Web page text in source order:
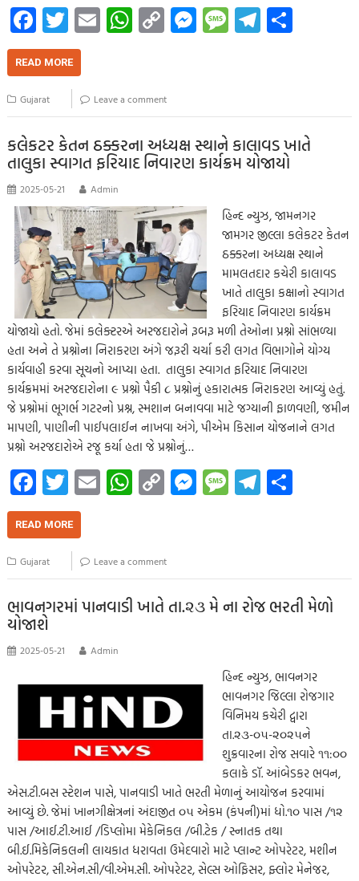
Fa
ce
b
o
o
k
T
wi
tt
er
E
m
W
h
s
A
p
p
C
o
y
Li
nk
M
es
g
er
M
es
e
Te
le
m
READ MORE
Gujarat Leave a comment
કલેકટર કેતન ઠક્કરના અધ્યક્ષ સ્થાને કાલાવડ ખાતે
તાલુકા સ્વાગત ફરિયાદ નિવારણ કાર્યક્રમ યોજાયો
2025-05-21 Admin
હિન્દ ન્યુઝ, જામનગર
જામગર જીલ્લા કલેકટર કેતન
ઠક્કરના અધ્યક્ષ સ્થાને
મામલતદાર કચેરી કાલાવડ
ખાતે તાલુકા કક્ષાનો સ્વાગત
ફરિયાદ નિવારણ કાર્યક્રમ
યોજાયો હતો. જેમાં કલેક્ટરએ અરજદારોને રૂબરૂ મળી તેઓના પ્રશ્નો સાંભળ્યા
હતા અને તે પ્રશ્નોના નિરાકરણ અંગે જરૂરી ચર્ચા કરી લગત વિભાગોને યોગ્ય
કાર્યવાહી કરવા સૂચનો આપ્યા હતા. તાલુકા સ્વાગત ફરિયાદ નિવારણ
કાર્યક્રમમાં અરજદારોના ૯ પ્રશ્નો પૈકી ૮ પ્રશ્નોનું હકારાત્મક નિરાકરણ આવ્યું હતું.
જે પ્રશ્નોમાં ભૂગર્ભ ગટરનો પ્રશ્ન, સ્મશાન બનાવવા માટે જગ્યાની ફાળવણી, જમીન
માપણી, પાણીની પાઈપલાઈન નાખવા અંગે, પીએમ કિસાન યોજનાને લગત
પ્રશ્નો અરજદારોએ રજૂ કર્યા હતા જે પ્રશ્નોનું…
Fa
ce
b
o
o
k
T
wi
tt
er
E
m
W
h
s
A
p
C
o
y
Li
nk
M
es
g
er
M
es
e
Te
le
m
READ MORE
Gujarat Leave a comment
ભાવનગરમાં પાનવાડી ખાતે તા.૨૩ મે ના રોજ ભરતી મેળો
યોજાશે
2025-05-21 Admin
હિન્દ ન્યુઝ, ભાવનગર
ભાવનગર જિલ્લા રોજગાર
વિનિમય કચેરી દ્વારા
તા.૨૩-૦૫-૨૦૨૫ને
શુક્રવારના રોજ સવારે ૧૧:૦૦
કલાકે ડૉ. આંબેડકર ભવન,
એસ.ટી.બસ સ્ટેશન પાસે, પાનવાડી ખાતે ભરતી મેળાનું આયોજન કરવામાં
આવ્યું છે. જેમાં ખાનગીક્ષેત્રનાં અંદાજીત ૦૫ એકમ (કંપની)માં ધો.૧૦ પાસ /૧૨
પાસ /આઈ.ટી.આઈ /ડિપ્લોમા મેકેનિકલ /બી.ટેક / સ્નાતક તથા
બી.ઈ.મિકેનિકલની લાયકાત ધરાવતા ઉમેદવારો માટે પ્લાન્ટ ઓપરેટર, મશીન
ઓપરેટર, સી.એન.સી/વી.એમ.સી. ઓપરેટર, સેલ્સ ઓફિસર, ફ્લોર મેનેજર,